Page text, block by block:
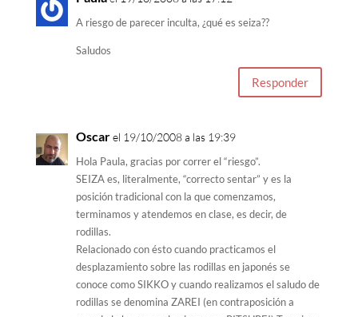
A riesgo de parecer inculta, ¿qué es seiza??
Saludos
Responder
Oscarel 19/10/2008 a las 19:39
Hola Paula, gracias por correr el “riesgo”.
SEIZA es, literalmente, “correcto sentar” y es la
posición tradicional con la que comenzamos,
terminamos y atendemos en clase, es decir, de
rodillas.
Relacionado con ésto cuando practicamos el
desplazamiento sobre las rodillas en japonés se
conoce como SIKKO y cuando realizamos el saludo de
rodillas se denomina ZAREI (en contraposición a